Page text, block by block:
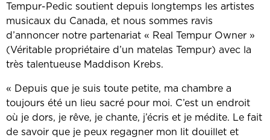
Tempur-Pedic soutient depuis longtemps les artistes
musicaux du Canada, et nous sommes ravis
d’annoncer notre partenariat « Real Tempur Owner »
(Véritable propriétaire d’un matelas Tempur) avec la
très talentueuse Maddison Krebs.
« Depuis que je suis toute petite, ma chambre a
toujours été un lieu sacré pour moi. C’est un endroit
où je dors, je rêve, je chante, j’écris et je médite. Le fait
de savoir que je peux regagner mon lit douillet et